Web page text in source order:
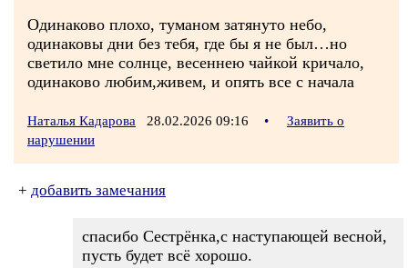
Одинаково плохо, туманом затянуто небо,
одинаковы дни без тебя, где бы я не был…но
светило мне солнце, весеннею чайкой кричало,
одинаково любим,живем, и опять все с начала
Наталья Кадарова 28.02.2026 09:16 •
Заявить о
нарушении
+ добавить замечания
спасибо Сестрёнка,с наступающей весной,
пусть будет всё хорошо.